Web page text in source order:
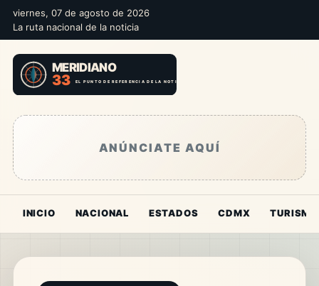
viernes, 07 de agosto de 2026
La ruta nacional de la noticia
ANÚNCIATE AQUÍ
INICIO NACIONAL ESTADOS CDMX TURISMO